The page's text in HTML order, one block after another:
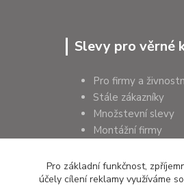
Slevy pro věrné
Pro firmy a
Stále zákazníky
Množstevní slevy
Montážní firmy
Pro základní funkčnost,
účely cílení reklamy využíváme